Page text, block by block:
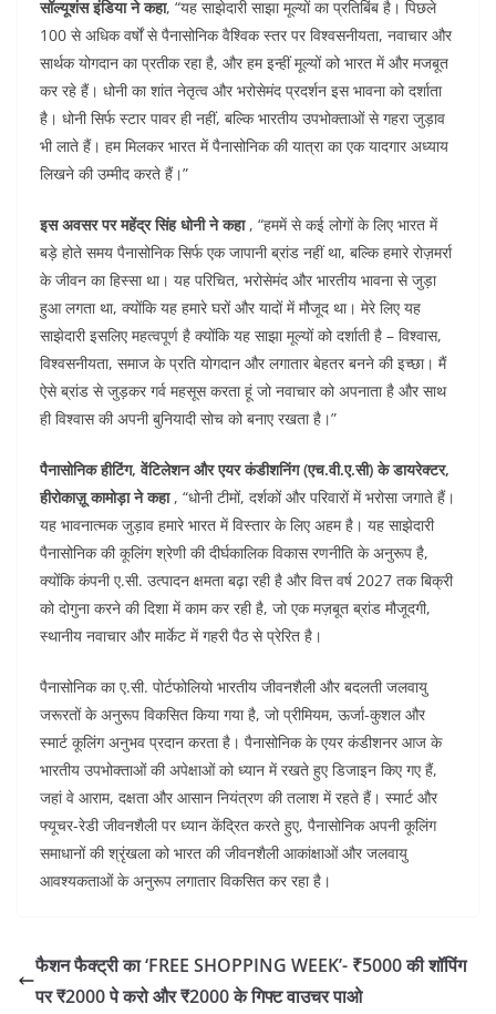
सॉल्यूशंस इंडिया ने कहा, “यह साझेदारी साझा मूल्यों का प्रतिबिंब है। पिछले
100 से अधिक वर्षों से पैनासोनिक वैश्विक स्तर पर विश्वसनीयता, नवाचार और
सार्थक योगदान का प्रतीक रहा है, और हम इन्हीं मूल्यों को भारत में और मजबूत
कर रहे हैं। धोनी का शांत नेतृत्व और भरोसेमंद प्रदर्शन इस भावना को दर्शाता
है। धोनी सिर्फ स्टार पावर ही नहीं, बल्कि भारतीय उपभोक्ताओं से गहरा जुड़ाव
भी लाते हैं। हम मिलकर भारत में पैनासोनिक की यात्रा का एक यादगार अध्याय
लिखने की उम्मीद करते हैं।”
इस अवसर पर महेंद्र सिंह धोनी ने कहा, “हममें से कई लोगों के लिए भारत में
बड़े होते समय पैनासोनिक सिर्फ एक जापानी ब्रांड नहीं था, बल्कि हमारे रोज़मर्रा
के जीवन का हिस्सा था। यह परिचित, भरोसेमंद और भारतीय भावना से जुड़ा
हुआ लगता था, क्योंकि यह हमारे घरों और यादों में मौजूद था। मेरे लिए यह
साझेदारी इसलिए महत्वपूर्ण है क्योंकि यह साझा मूल्यों को दर्शाती है – विश्वास,
विश्वसनीयता, समाज के प्रति योगदान और लगातार बेहतर बनने की इच्छा। मैं
ऐसे ब्रांड से जुड़कर गर्व महसूस करता हूं जो नवाचार को अपनाता है और साथ
ही विश्वास की अपनी बुनियादी सोच को बनाए रखता है।”
पैनासोनिक हीटिंग, वेंटिलेशन और एयर कंडीशनिंग (एच.वी.ए.सी) के डायरेक्टर,
हीरोकाज़ू कामोड़ा ने कहा, “धोनी टीमों, दर्शकों और परिवारों में भरोसा जगाते हैं।
यह भावनात्मक जुड़ाव हमारे भारत में विस्तार के लिए अहम है। यह साझेदारी
पैनासोनिक की कूलिंग श्रेणी की दीर्घकालिक विकास रणनीति के अनुरूप है,
क्योंकि कंपनी ए.सी. उत्पादन क्षमता बढ़ा रही है और वित्त वर्ष 2027 तक बिक्री
को दोगुना करने की दिशा में काम कर रही है, जो एक मज़बूत ब्रांड मौजूदगी,
स्थानीय नवाचार और मार्केट में गहरी पैठ से प्रेरित है।
पैनासोनिक का ए.सी. पोर्टफोलियो भारतीय जीवनशैली और बदलती जलवायु
जरूरतों के अनुरूप विकसित किया गया है, जो प्रीमियम, ऊर्जा-कुशल और
स्मार्ट कूलिंग अनुभव प्रदान करता है। पैनासोनिक के एयर कंडीशनर आज के
भारतीय उपभोक्ताओं की अपेक्षाओं को ध्यान में रखते हुए डिजाइन किए गए हैं,
जहां वे आराम, दक्षता और आसान नियंत्रण की तलाश में रहते हैं। स्मार्ट और
फ्यूचर-रेडी जीवनशैली पर ध्यान केंद्रित करते हुए, पैनासोनिक अपनी कूलिंग
समाधानों की श्रृंखला को भारत की जीवनशैली आकांक्षाओं और जलवायु
आवश्यकताओं के अनुरूप लगातार विकसित कर रहा है।
फैशन फैक्ट्री का ‘FREE SHOPPING WEEK’- ₹5000 की शॉपिंग
पर ₹2000 पे करो और ₹2000 के गिफ्ट वाउचर पाओ